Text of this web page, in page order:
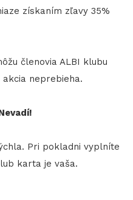
získaním zľavy 35%
členovia ALBI klubu
neprebieha.
Pri pokladni vyplníte
karta je vaša.